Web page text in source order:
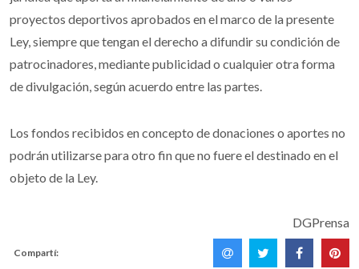
proyectos deportivos aprobados en el marco de la presente
Ley, siempre que tengan el derecho a difundir su condición de
patrocinadores, mediante publicidad o cualquier otra forma
de divulgación, según acuerdo entre las partes.
Los fondos recibidos en concepto de donaciones o aportes no
podrán utilizarse para otro fin que no fuere el destinado en el
objeto de la Ley.
DGPrensa
Compartí: